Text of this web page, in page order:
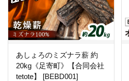
あしょろのミズナラ薪 約
20kg《足寄町》【合同会社
tetote】 [BEBD001]